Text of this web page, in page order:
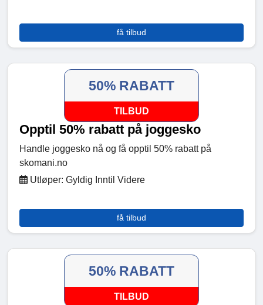
få tilbud
50% RABATT
TILBUD
Opptil 50% rabatt på joggesko
Handle joggesko nå og få opptil 50% rabatt på
skomani.no
Utløper: Gyldig Inntil Videre
få tilbud
50% RABATT
TILBUD